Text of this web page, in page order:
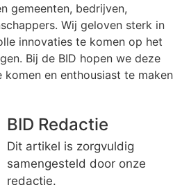
gemeenten, bedrijven,
Wij geloven sterk in
innovaties te komen op het
Bij de BID hopen we deze
en enthousiast te maken
BID Redactie
Dit artikel is zorgvuldig
samengesteld door onze
redactie.